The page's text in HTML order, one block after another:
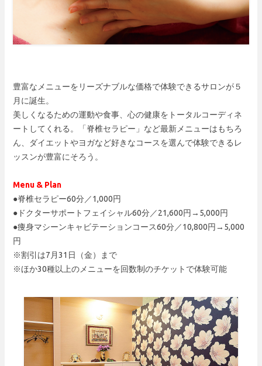
豊富なメニューをリーズナブルな価格で体験できるサロンが５
月に誕生。
美しくなるための運動や食事、心の健康をトータルコーディネ
ートしてくれる。「脊椎セラピー」など最新メニューはもちろ
ん、ダイエットやヨガなど好きなコースを選んで体験できるレ
ッスンが豊富にそろう。
Menu & Plan
●脊椎セラピー60分／1,000円
●ドクターサポートフェイシャル60分／21,600円→5,000円
●痩身マシーンキャビテーションコース60分／10,800円→5,000
円
※割引は7月31日（金）まで
※ほか30種以上のメニューを回数制のチケットで体験可能